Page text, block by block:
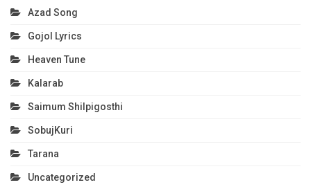
Azad Song
Gojol Lyrics
Heaven Tune
Kalarab
Saimum Shilpigosthi
SobujKuri
Tarana
Uncategorized